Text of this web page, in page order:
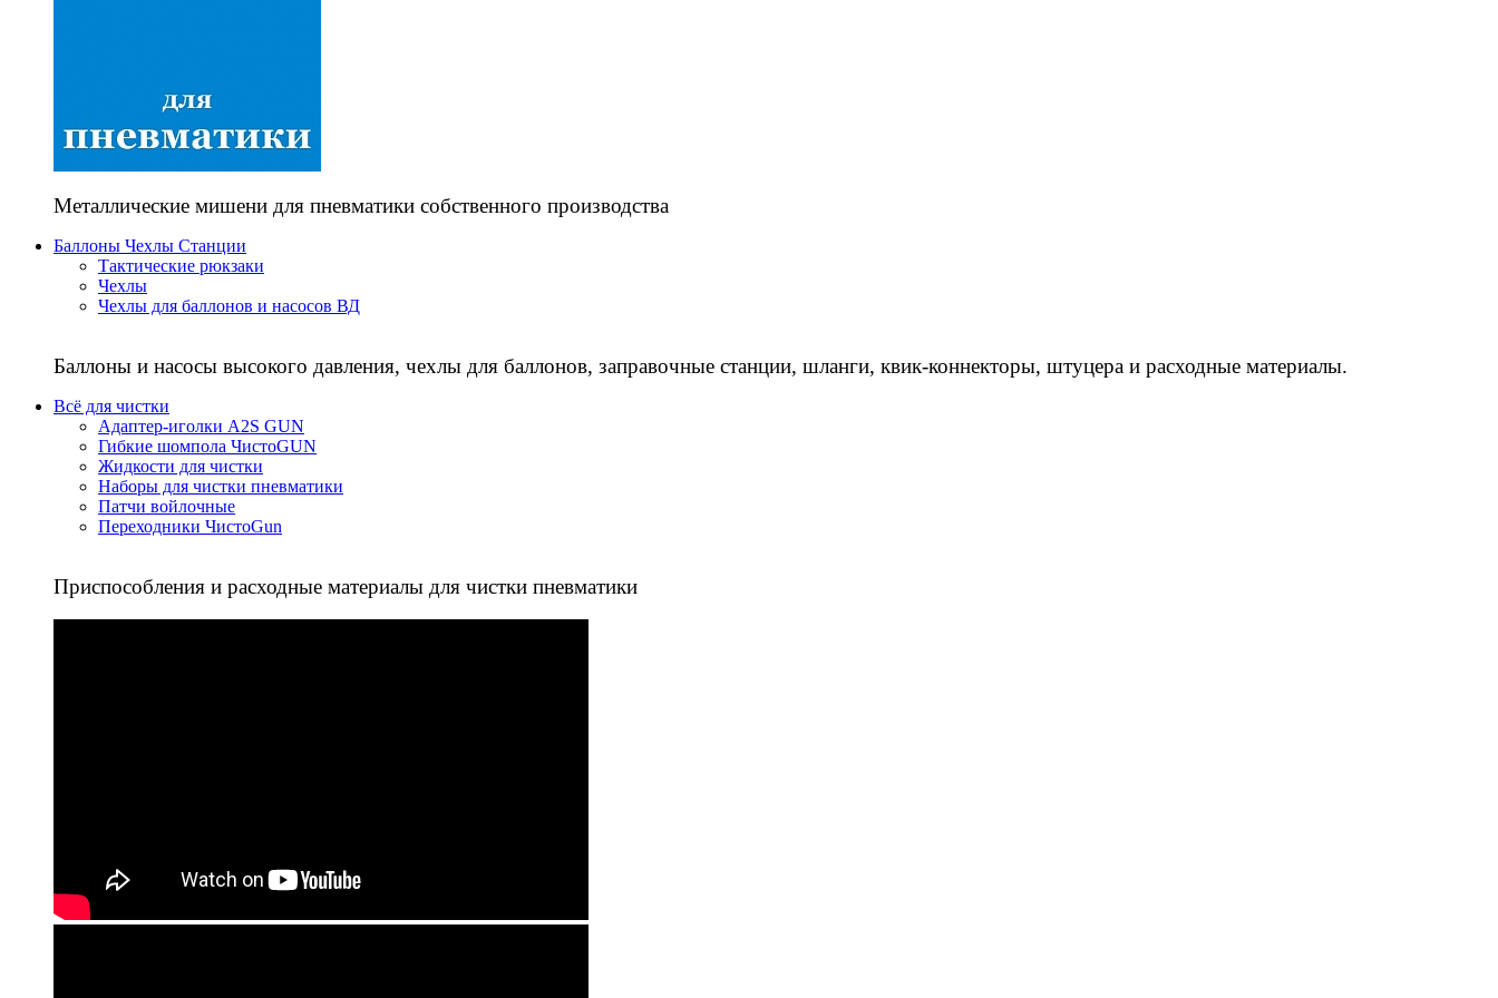
Металлические мишени для пневматики собственного производства
Баллоны Чехлы Станции
Тактические рюкзаки
Чехлы
Чехлы для баллонов и насосов ВД
Баллоны и насосы высокого давления, чехлы для баллонов, заправочные станции, шланги, квик-коннекторы, штуцера и расходные материалы.
Всё для чистки
Адаптер-иголки A2S GUN
Гибкие шомпола ЧистоGUN
Жидкости для чистки
Наборы для чистки пневматики
Патчи войлочные
Переходники ЧистоGun
Приспособления и расходные материалы для чистки пневматики